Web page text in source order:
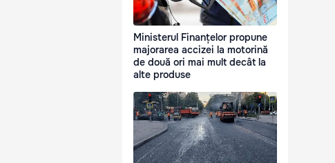
Ministerul Finanțelor propune
majorarea accizei la motorină
de două ori mai mult decât la
alte produse